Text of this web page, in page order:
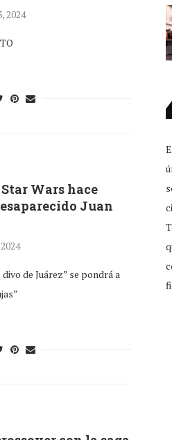
2024
Wars hace
Juan
de Juárez” se pondrá a